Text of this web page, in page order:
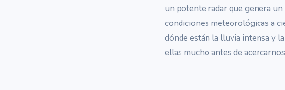
un potente radar que genera
condiciones meteorológicas a
dónde están la lluvia intensa y
ellas mucho antes de